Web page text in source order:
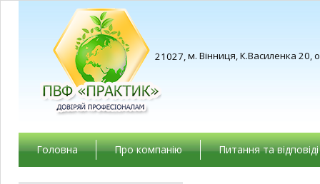
21027,м. Вінниця, К.Василенка 20,
Головна Про компанію Питання та відповіді